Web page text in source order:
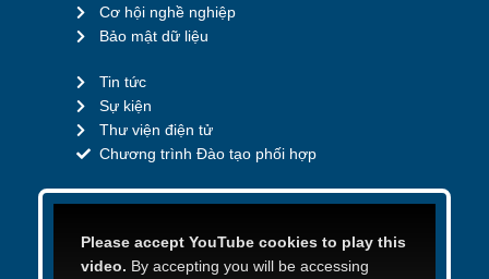
Cơ hội nghề nghiệp
Bảo mật dữ liệu
Tin tức
Sự kiện
Thư viện điện tử
Chương trình Đào tạo phối hợp
Please accept YouTube cookies to play this
video. By accepting you will be accessing